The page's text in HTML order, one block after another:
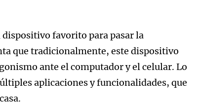
dispositivo favorito para pasar la
que tradicionalmente, este dispositivo
ante el computador y el celular. Lo
aplicaciones y funcionalidades, que